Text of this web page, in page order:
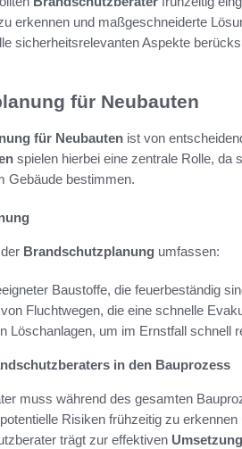
erkennen und maßgeschneiderte
sicherheitsrelevanten Aspekte
für Neubauten
für Neubauten ist von
spielen hierbei eine zentrale Rolle, da
Gebäude bestimmen.
Brandschutzplanung umfassen:
Baustoffe, die feuerbeständig
Fluchtwegen, die eine schnelle
Löschanlagen, um im Ernstfall schnell
in den Bauprozess
muss während des gesamten
Risiken frühzeitig zu
trägt zur effektiven Umsetzung